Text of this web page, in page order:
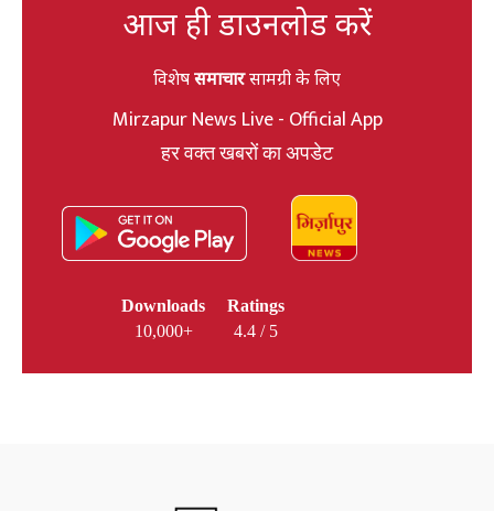
आज ही डाउनलोड करें
विशेषसमाचारसामग्री के लिए
Mirzapur News Live - Official App
हर वक्त खबरों का अपडेट
Downloads
10,000+
Ratings
4.4 / 5